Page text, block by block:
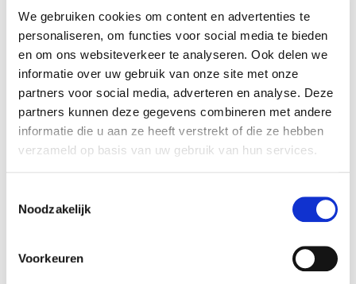
We gebruiken cookies om content en advertenties te
personaliseren, om functies voor social media te bieden
en om ons websiteverkeer te analyseren. Ook delen we
informatie over uw gebruik van onze site met onze
partners voor social media, adverteren en analyse. Deze
partners kunnen deze gegevens combineren met andere
informatie die u aan ze heeft verstrekt of die ze hebben
verzameld op basis van uw gebruik van hun services.
Noodzakelijk
Voorkeuren
insteekgaten aan de zij en achterkant van het
armatuur.
De plafonnière is modulair opgebouwd voor
eenvoudige vervanging van componenten en
standaard voorbereid op sensorintegratie
Wit